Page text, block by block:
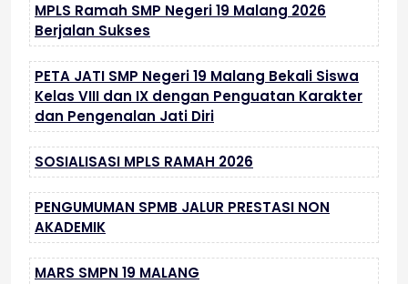
MPLS Ramah SMP Negeri 19 Malang 2026
Berjalan Sukses
PETA JATI SMP Negeri 19 Malang Bekali Siswa
Kelas VIII dan IX dengan Penguatan Karakter
dan Pengenalan Jati Diri
SOSIALISASI MPLS RAMAH 2026
PENGUMUMAN SPMB JALUR PRESTASI NON
AKADEMIK
MARS SMPN 19 MALANG